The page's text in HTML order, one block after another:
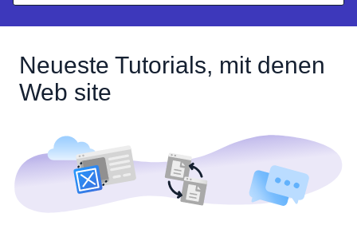
Neueste Tutorials, mit denen
Web site